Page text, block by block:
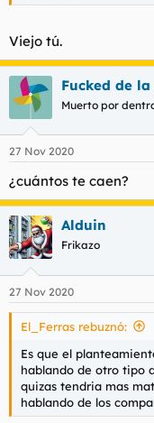
Viejo tú.
Fucked de
Muerto por
27 Nov 2020
¿cuántos te caen?
Alduin
Frikazo
27 Nov 2020
El_Ferras rebuznó:
Es que el
hablando de otro tipo
quizas tendria mas
hablando de los